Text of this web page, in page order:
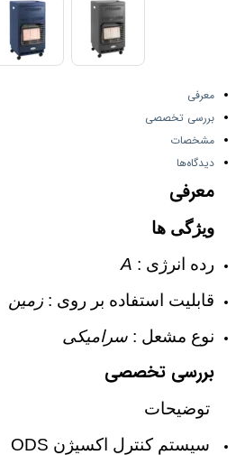
معرفی
بررسی تخصصی
مشخصات
دیدگاه‌ها
معرفی
ویژگی ها
رده انرژی :
A
قابلیت استفاده بر روی : زمین
نوع مشعل : سرامیکی
بررسی تخصصی
توضیحات
سیستم کنترل اکسیژن ODS